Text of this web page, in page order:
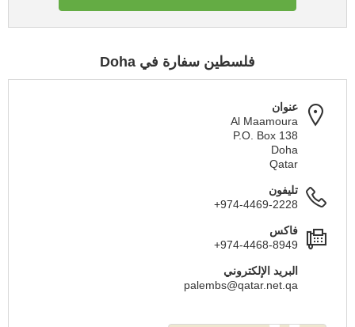
فلسطين سفارة في Doha
عنوان
Al Maamoura
P.O. Box 138
Doha
Qatar
تليفون
+974-4469-2228
فاكس
+974-4468-8949
البريد الإلكتروني
palembs@qatar.net.qa